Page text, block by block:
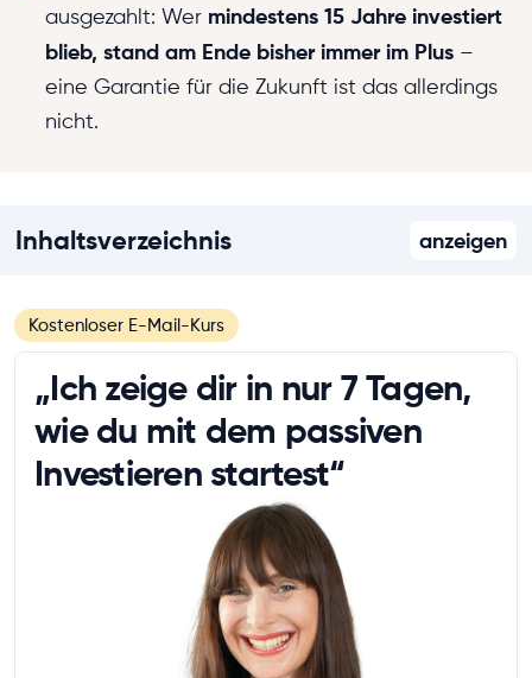
ausgezahlt: Wer mindestens 15 Jahre investiert
blieb, stand am Ende bisher immer im Plus –
eine Garantie für die Zukunft ist das allerdings
nicht.
Inhaltsverzeichnis anzeigen
Kostenloser E-Mail-Kurs
„Ich zeige dir in nur 7 Tagen,
wie du mit dem passiven
Investieren startest“